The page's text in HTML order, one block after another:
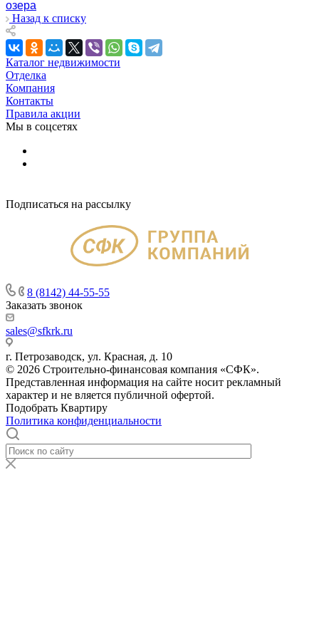
озера
Назад к списку
Каталог недвижимости
Отделка
Компания
Контакты
Правила акции
Мы в соцсетях
Подписаться на рассылку
8 (8142) 44-55-55
Заказать звонок
sales@sfkrk.ru
г. Петрозаводск, ул. Красная, д. 10
© 2026 Строительно-финансовая компания «СФК».
Представленная информация на сайте носит рекламный
характер и не вляется публичной офертой.
Подобрать Квартиру
Политика конфиденциальности